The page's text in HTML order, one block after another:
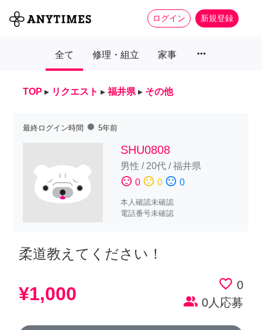
ログイン 新規登録
全て 修理・組立 家事 more_horiz
TOP ▸ リクエスト ▸ 福井県 ▸ その他
最終ログイン時間 fiber_manual_record 5年前
SHU0808
男性 / 20代/福井県
sentiment_satisfied 0 sentiment_neutral 0 sentiment_dissatisfied 0
本人確認未確認
電話番号未確認
柔道教えてください！
¥1,000 favorite_border 0
people_alt 0人応募